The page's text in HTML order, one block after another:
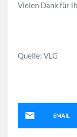
Vielen Dank für
Quelle: VLG
EMAIL